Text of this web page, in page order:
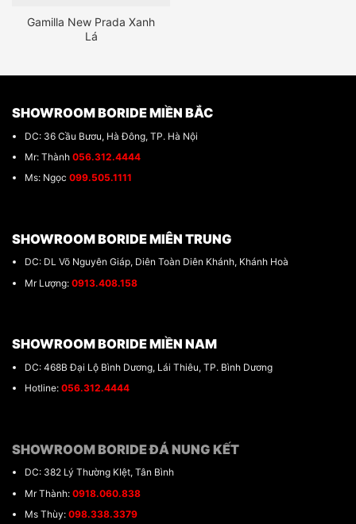
Gamilla New Prada Xanh
Lá
SHOWROOM BORIDE MIỀN BẮC
DC: 36 Cầu Bươu, Hà Đông, TP. Hà Nội
Mr: Thành 056.312.4444
Ms: Ngọc 099.505.1111
SHOWROOM BORIDE MIÊN TRUNG
DC: DL Võ Nguyên Giáp, Diên Toàn Diên Khánh, Khánh Hoà
Mr Lượng: 0913.408.158
SHOWROOM BORIDE MIỀN NAM
DC: 468B Đại Lộ Bình Dương, Lái Thiêu, TP. Bình Dương
Hotline: 056.312.4444
SHOWROOM BORIDE ĐÁ NUNG KẾT
DC: 382 Lý Thường KIệt, Tân Bình
Mr Thành: 0918.060.838
Ms Thùy: 098.338.3379